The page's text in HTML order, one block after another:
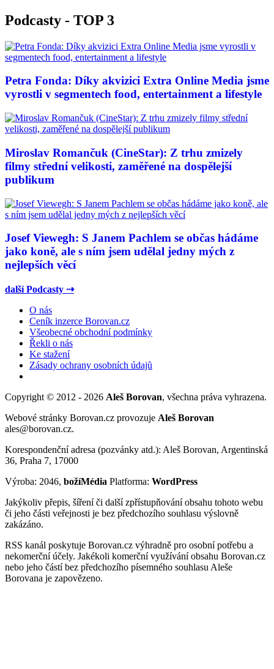
Podcasty - TOP 3
Petra Fonda: Díky akvizici Extra Online Media jsme
vyrostli v segmentech food, entertainment a lifestyle
Miroslav Romančuk (CineStar): Z trhu zmizely
filmy střední velikosti, zaměřené na dospělejší
publikum
Josef Viewegh: S Janem Pachlem se občas hádáme
jako koně, ale s ním jsem udělal jedny mých z
nejlepších věcí
další Podcasty ⇢
O nás
Ceník inzerce Borovan.cz
Všeobecné obchodní podmínky
Řekli o nás
Ke stažení
Zásady ochrany osobních údajů
Copyright © 2012 - 2026 Aleš Borovan, všechna práva vyhrazena.
Webové stránky Borovan.cz provozuje Aleš Borovan
ales@borovan.cz.
Korespondenční adresa (pozvánky atd.): Aleš Borovan, Argentinská
36, Praha 7, 17000
Výroba: 2046, božíMédia Platforma: WordPress
Jakýkoliv přepis, šíření či další zpřístupňování obsahu tohoto webu
či jeho části veřejnosti je bez předchozího souhlasu výslovně
zakázáno.
RSS kanál poskytuje Borovan.cz výhradně pro osobní potřebu a
nekomerční účely. Jakékoli komerční využívání obsahu Borovan.cz
nebo jeho částí bez předchozího písemného souhlasu Aleše
Borovana je zapovězeno.